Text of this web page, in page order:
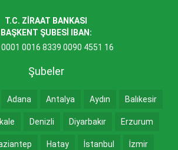
T.C. ZİRAAT BANKASI
BAŞKENT ŞUBESİ IBAN:
0016 8339 0090 4551 16
Şubeler
Adana Antalya Aydın Balıkesir
Denizli Diyarbakır Erzurum
Hatay İstanbul İzmir